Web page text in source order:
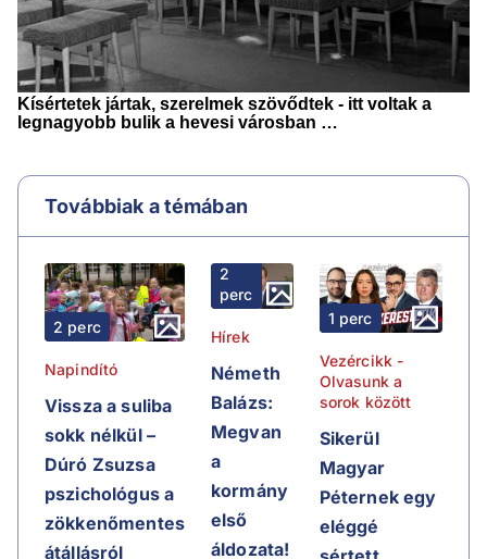
Továbbiak a témában
2 perc
Napindító
Vissza a suliba
sokk nélkül –
Dúró Zsuzsa
pszichológus a
zökkenőmentes
átállásról
2
perc
Hírek
Németh
Balázs:
Megvan
a
kormány
első
áldozata!
1 perc
Vezércikk -
Olvasunk a
sorok között
Sikerül
Magyar
Péternek egy
eléggé